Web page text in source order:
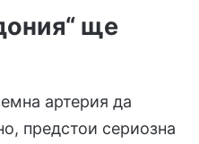
ще
артерия да
предстои сериозна